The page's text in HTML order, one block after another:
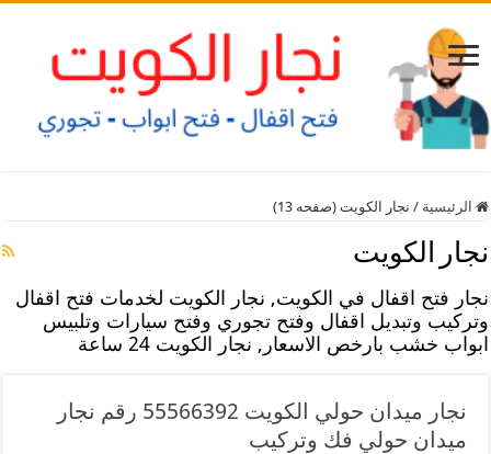
الرئيسية / نجار الكويت (صفحه 13)
نجار الكويت
نجار فتح اقفال في الكويت, نجار الكويت لخدمات فتح اقفال
وتركيب وتبديل اقفال وفتح تجوري وفتح سيارات وتلبيس
ابواب خشب بارخص الاسعار, نجار الكويت 24 ساعة
نجار ميدان حولي الكويت 55566392 رقم نجار
ميدان حولي فك وتركيب